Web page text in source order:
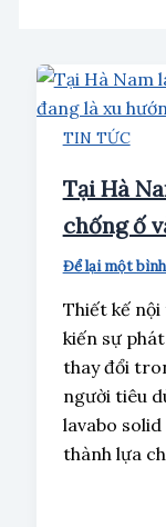
TIN TỨC
Tại Hà
chống ố
Để lại một
Thiết kế
kiến sự
thay đổi
người tiêu
lavabo
thành lựa